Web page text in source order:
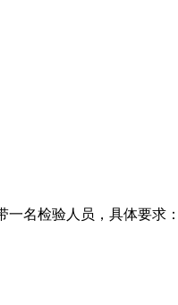
名检验人员，具体要求：